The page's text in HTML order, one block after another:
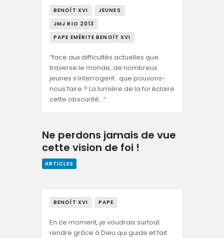
BENOÎT XVI
JEUNES
JMJ RIO 2013
PAPE EMÉRITE BENOÎT XVI
“face aux difficultés actuelles que
traverse le monde, de nombreux
jeunes s’interrogent : que pouvons-
nous faire ? La lumière de la foi éclaire
cette obscurité…”
Ne perdons jamais de vue
cette vision de foi !
ARTICLES
BENOÎT XVI PAPE
En ce moment, je voudrais surtout
rendre grâce à Dieu qui guide et fait